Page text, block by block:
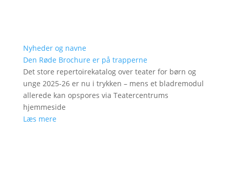
Nyheder og navne
Den Røde Brochure er på trapperne
Det store repertoirekatalog over teater for børn og
unge 2025-26 er nu i trykken – mens et bladremodul
allerede kan opspores via Teatercentrums
hjemmeside
Læs mere